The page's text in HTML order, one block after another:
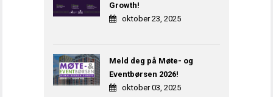
Growth!
oktober 23, 2025
Meld deg på Møte- og
Eventbørsen 2026!
oktober 03, 2025